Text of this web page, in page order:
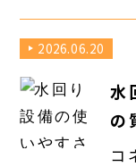
2026.06.20
水
の
コ